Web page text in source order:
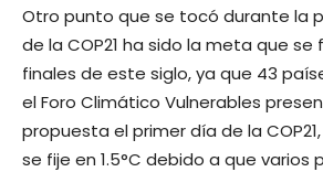
Otro punto que se tocó durante la
de la COP21 ha sido la meta que se
finales de este siglo, ya que 43
el Foro Climático Vulnerables
propuesta el primer día de la
se fije en 1.5°C debido a que varios